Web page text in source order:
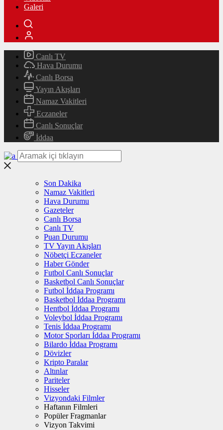
Galeri
Canlı TV
Hava Durumu
Canlı Borsa
Yayın Akışları
Namaz Vakitleri
Eczaneler
Canlı Sonuçlar
İddaa
Son Dakika
Namaz Vakitleri
Hava Durumu
Gazeteler
Canlı Borsa
Canlı TV
Puan Durumu
TV Yayın Akışları
Nöbetçi Eczaneler
Haber Gönder
Futbol Canlı Sonuçlar
Basketbol Canlı Sonuçlar
Futbol İddaa Programı
Basketbol İddaa Programı
Hentbol İddaa Programı
Voleybol İddaa Programı
Tenis İddaa Programı
Motor Sporları İddaa Programı
Bilardo İddaa Programı
Dövizler
Kripto Paralar
Altınlar
Pariteler
Hisseler
Vizyondaki Filmler
Haftanın Filmleri
Popüler Fragmanlar
Vizyon Takvimi